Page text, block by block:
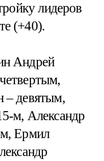
лидеров
(+40).
Андрей
– девятым,
м, Александр
Ермил